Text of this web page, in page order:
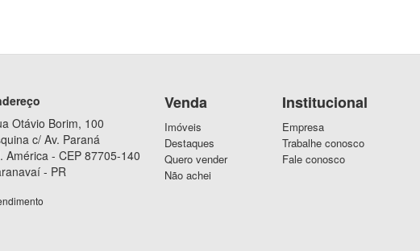
Otávio Borim, 100
c/ Av. Paraná
América - CEP 87705-140
- PR
Venda
Imóveis
Destaques
Quero vender
Não achei
Institucional
Empresa
Trabalhe conosco
Fale conosco